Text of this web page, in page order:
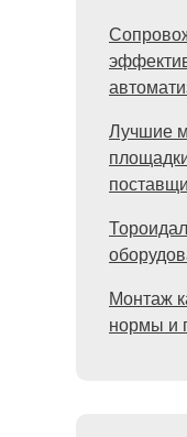
Лучшие
Монтаж
нормы и